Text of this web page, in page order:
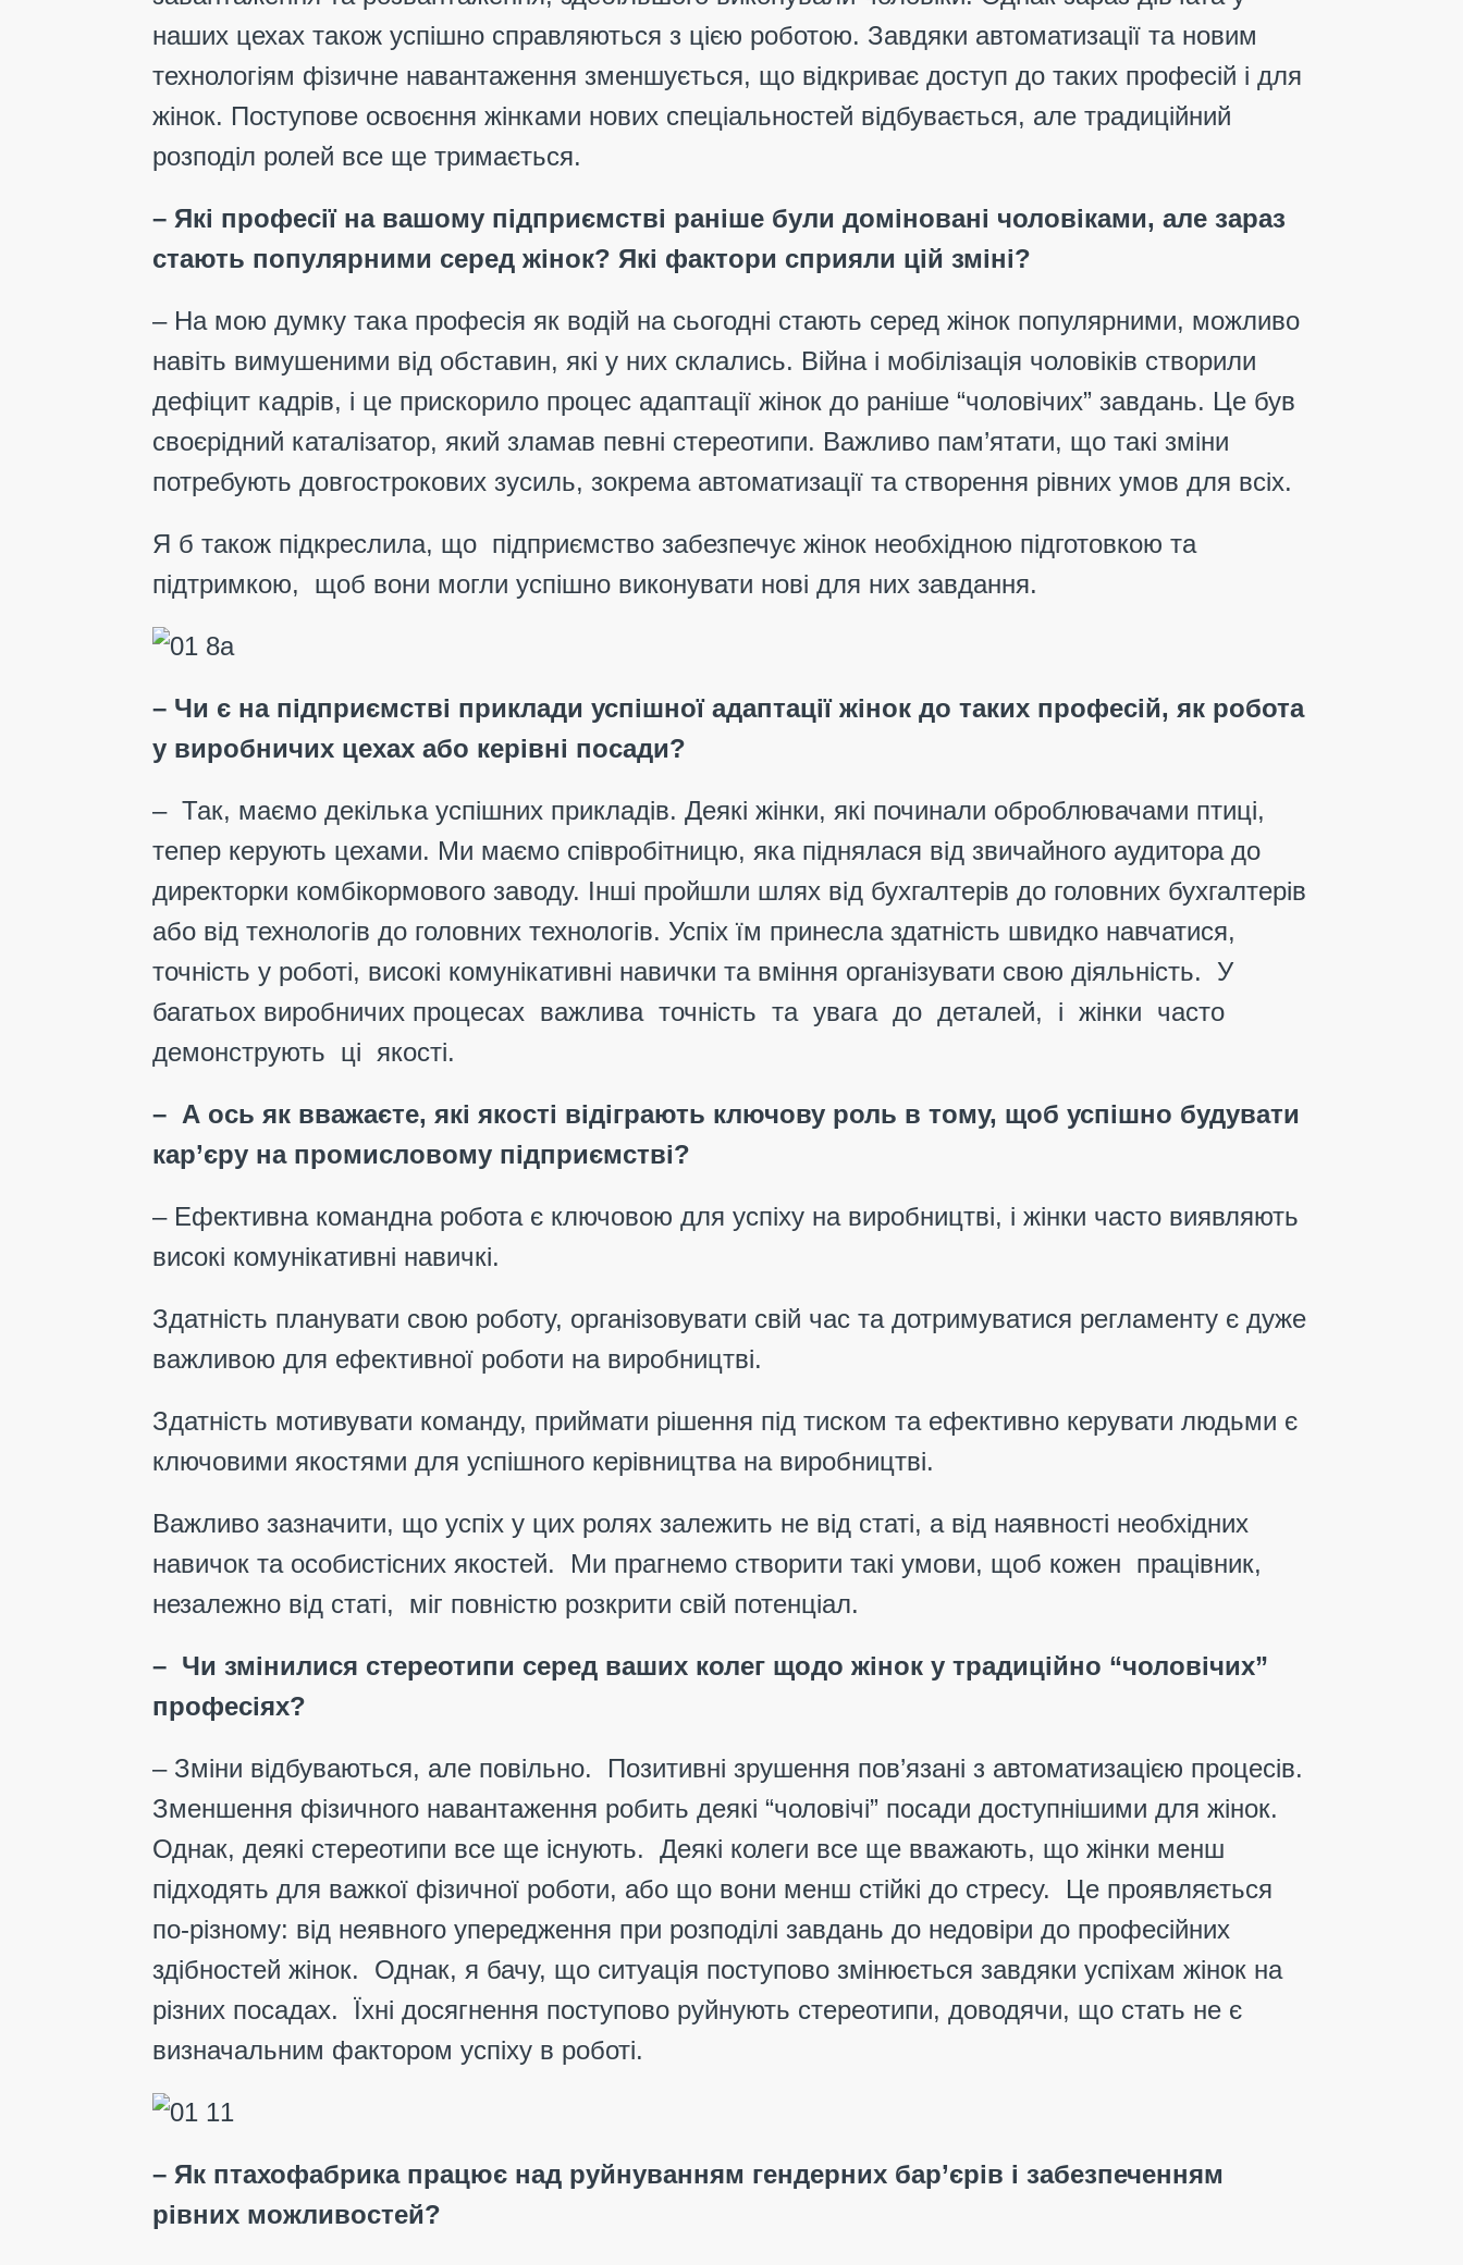
наших цехах також успішно справляються з цією роботою. Завдяки автоматизації та новим
технологіям фізичне навантаження зменшується, що відкриває доступ до таких професій і для
жінок. Поступове освоєння жінками нових спеціальностей відбувається, але традиційний
розподіл ролей все ще тримається.
– Які професії на вашому підприємстві раніше були доміновані чоловіками, але зараз
стають популярними серед жінок? Які фактори сприяли цій зміні?
– На мою думку така професія як водій на сьогодні стають серед жінок популярними, можливо
навіть вимушеними від обставин, які у них склались. Війна і мобілізація чоловіків створили
дефіцит кадрів, і це прискорило процес адаптації жінок до раніше “чоловічих” завдань. Це був
своєрідний каталізатор, який зламав певні стереотипи. Важливо пам’ятати, що такі зміни
потребують довгострокових зусиль, зокрема автоматизації та створення рівних умов для всіх.
Я б також підкреслила, що підприємство забезпечує жінок необхідною підготовкою та
підтримкою, щоб вони могли успішно виконувати нові для них завдання.
– Чи є на підприємстві приклади успішної адаптації жінок до таких професій, як робота
у виробничих цехах або керівні посади?
– Так, маємо декілька успішних прикладів. Деякі жінки, які починали оброблювачами птиці,
тепер керують цехами. Ми маємо співробітницю, яка піднялася від звичайного аудитора до
директорки комбікормового заводу. Інші пройшли шлях від бухгалтерів до головних бухгалтерів
або від технологів до головних технологів. Успіх їм принесла здатність швидко навчатися,
точність у роботі, високі комунікативні навички та вміння організувати свою діяльність. У
багатьох виробничих процесах важлива точність та увага до деталей, і жінки часто
демонструють ці якості.
– А ось як вважаєте, які якості відіграють ключову роль в тому, щоб успішно будувати
кар’єру на промисловому підприємстві?
– Ефективна командна робота є ключовою для успіху на виробництві, і жінки часто виявляють
високі комунікативні навичкі.
Здатність планувати свою роботу, організовувати свій час та дотримуватися регламенту є дуже
важливою для ефективної роботи на виробництві.
Здатність мотивувати команду, приймати рішення під тиском та ефективно керувати людьми є
ключовими якостями для успішного керівництва на виробництві.
Важливо зазначити, що успіх у цих ролях залежить не від статі, а від наявності необхідних
навичок та особистісних якостей. Ми прагнемо створити такі умови, щоб кожен працівник,
незалежно від статі, міг повністю розкрити свій потенціал.
– Чи змінилися стереотипи серед ваших колег щодо жінок у традиційно “чоловічих”
професіях?
– Зміни відбуваються, але повільно. Позитивні зрушення пов’язані з автоматизацією процесів.
Зменшення фізичного навантаження робить деякі “чоловічі” посади доступнішими для жінок.
Однак, деякі стереотипи все ще існують. Деякі колеги все ще вважають, що жінки менш
підходять для важкої фізичної роботи, або що вони менш стійкі до стресу. Це проявляється
по-різному: від неявного упередження при розподілі завдань до недовіри до професійних
здібностей жінок. Однак, я бачу, що ситуація поступово змінюється завдяки успіхам жінок на
різних посадах. Їхні досягнення поступово руйнують стереотипи, доводячи, що стать не є
визначальним фактором успіху в роботі.
– Як птахофабрика працює над руйнуванням гендерних бар’єрів і забезпеченням
рівних можливостей?